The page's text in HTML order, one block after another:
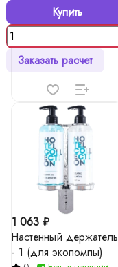
Купить
Заказать расчет
1 063 ₽
Настенный держатель
- 1 (для экопомпы)